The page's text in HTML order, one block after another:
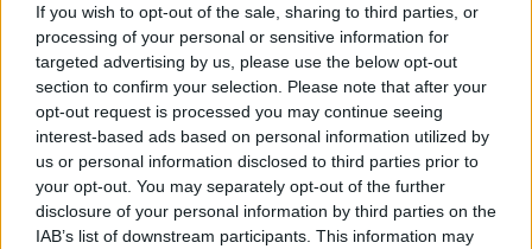
If you wish to opt-out of the sale, sharing to third parties, or
processing of your personal or sensitive information for
targeted advertising by us, please use the below opt-out
section to confirm your selection. Please note that after your
opt-out request is processed you may continue seeing
interest-based ads based on personal information utilized by
us or personal information disclosed to third parties prior to
your opt-out. You may separately opt-out of the further
disclosure of your personal information by third parties on the
IAB’s list of downstream participants. This information may
φέρνουν αναμνήσεις αγάπης, ασφάλειας ή
φροντίδας, προσφέροντας συναισθηματική
ζεστασιά με απρόσμενο τρόπο.